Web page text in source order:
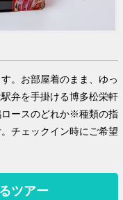
。お部屋着のまま、ゆっ
弁を手掛ける博多松栄軒
ースのどれか※種類の指
チェックイン時にご希望
ツアー